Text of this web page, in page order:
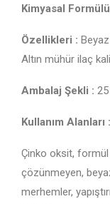
Kimyasal
Özellikleri :
Altın mühür ilaç
Ambalaj Şekli :
Kullanım Alanları :
Çinko oksit, formül
çözünmeyen,
merhemler,